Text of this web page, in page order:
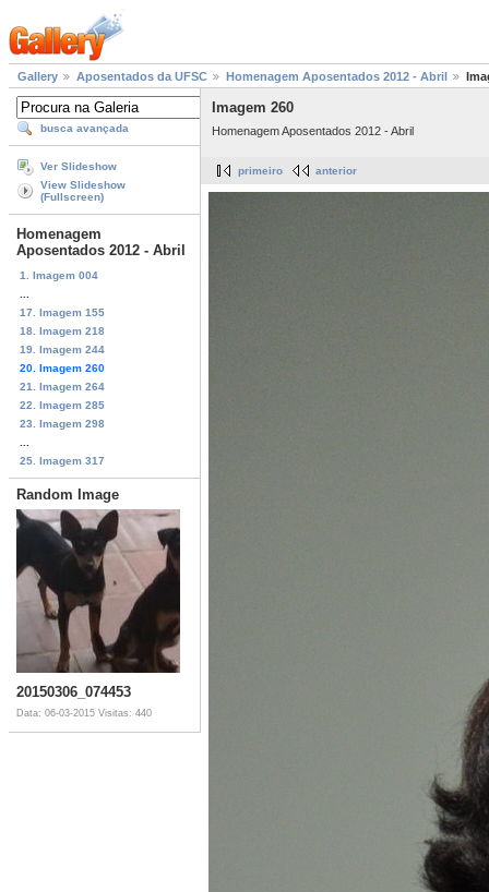
Gallery Aposentados da UFSC Homenagem Aposentados 2012 - Abril
busca avançada
Ver Slideshow
View Slideshow
(Fullscreen)
Homenagem
Aposentados 2012 - Abril
1. Imagem 004
17. Imagem 155
18. Imagem 218
19. Imagem 244
20. Imagem 260
21. Imagem 264
22. Imagem 285
23. Imagem 298
25. Imagem 317
Random Image
20150306_074453
Data: 06-03-2015 Visitas: 440
Imagem 260
Homenagem Aposentados 2012 - Abril
primeiro anterior